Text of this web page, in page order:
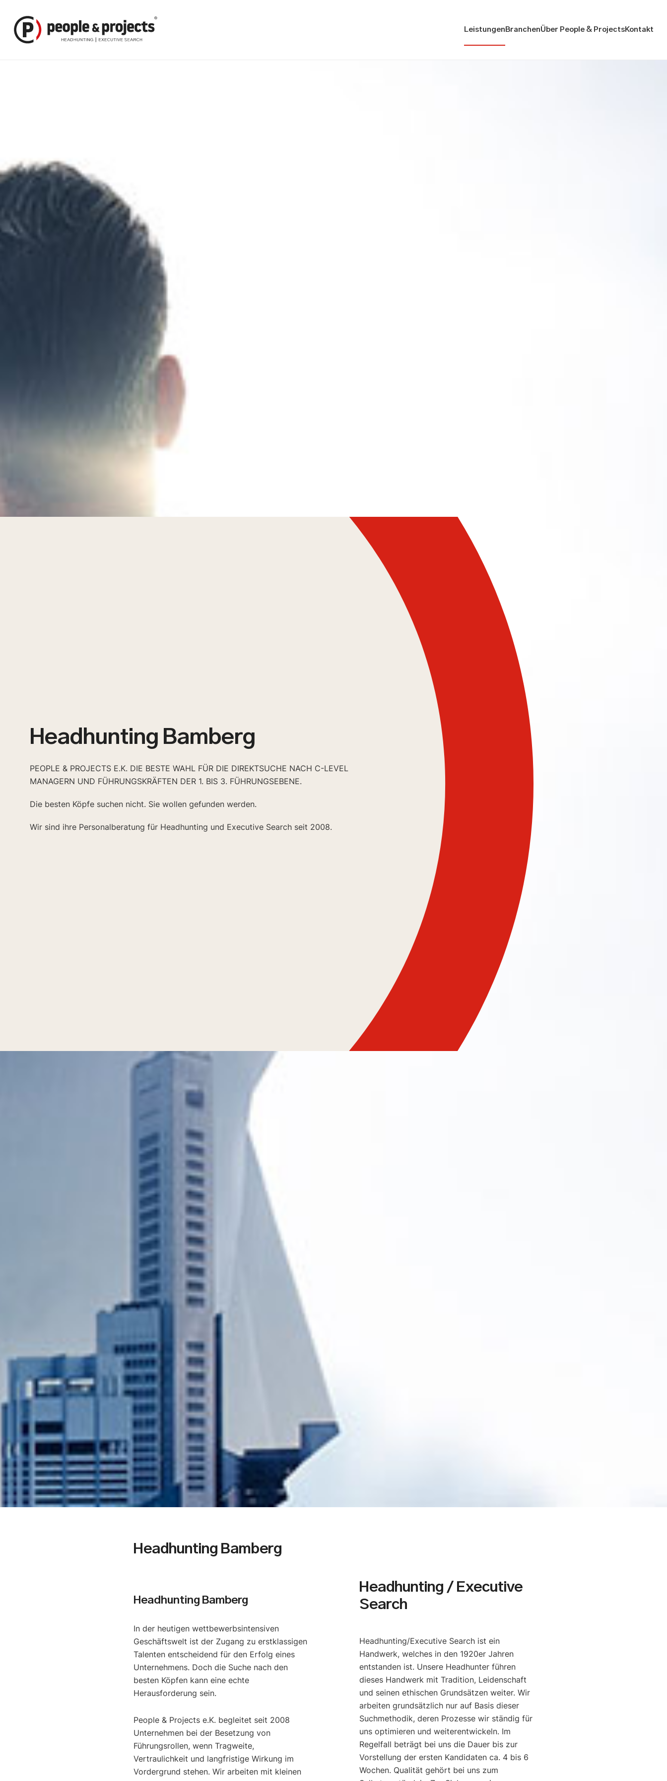
Leistungen BranchenÜber People & Projects Kontakt
Headhunting Bamberg
PEOPLE & PROJECTS E.K. DIE BESTE WAHL FÜR DIE DIREKTSUCHE NACH C-LEVEL
MANAGERN UND FÜHRUNGSKRÄFTEN DER 1. BIS 3. FÜHRUNGSEBENE.
Die besten Köpfe suchen nicht. Sie wollen gefunden werden.
Wir sind ihre Personalberatung für Headhunting und Executive Search seit 2008.
Headhunting Bamberg
Headhunting Bamberg
In der heutigen wettbewerbsintensiven
Geschäftswelt ist der Zugang zu erstklassigen
Talenten entscheidend für den Erfolg eines
Unternehmens. Doch die Suche nach den
besten Köpfen kann eine echte
Herausforderung sein.
People & Projects e.K. begleitet seit 2008
Unternehmen bei der Besetzung von
Führungsrollen, wenn Tragweite,
Vertraulichkeit und langfristige Wirkung im
Vordergrund stehen. Wir arbeiten mit kleinen
Headhunting / Executive
Search
Headhunting/Executive Search ist ein
Handwerk, welches in den 1920er Jahren
entstanden ist. Unsere Headhunter führen
dieses Handwerk mit Tradition, Leidenschaft
und seinen ethischen Grundsätzen weiter. Wir
arbeiten grundsätzlich nur auf Basis dieser
Suchmethodik, deren Prozesse wir ständig für
uns optimieren und weiterentwickeln. Im
Regelfall beträgt bei uns die Dauer bis zur
Vorstellung der ersten Kandidaten ca. 4 bis 6
Wochen. Qualität gehört bei uns zum